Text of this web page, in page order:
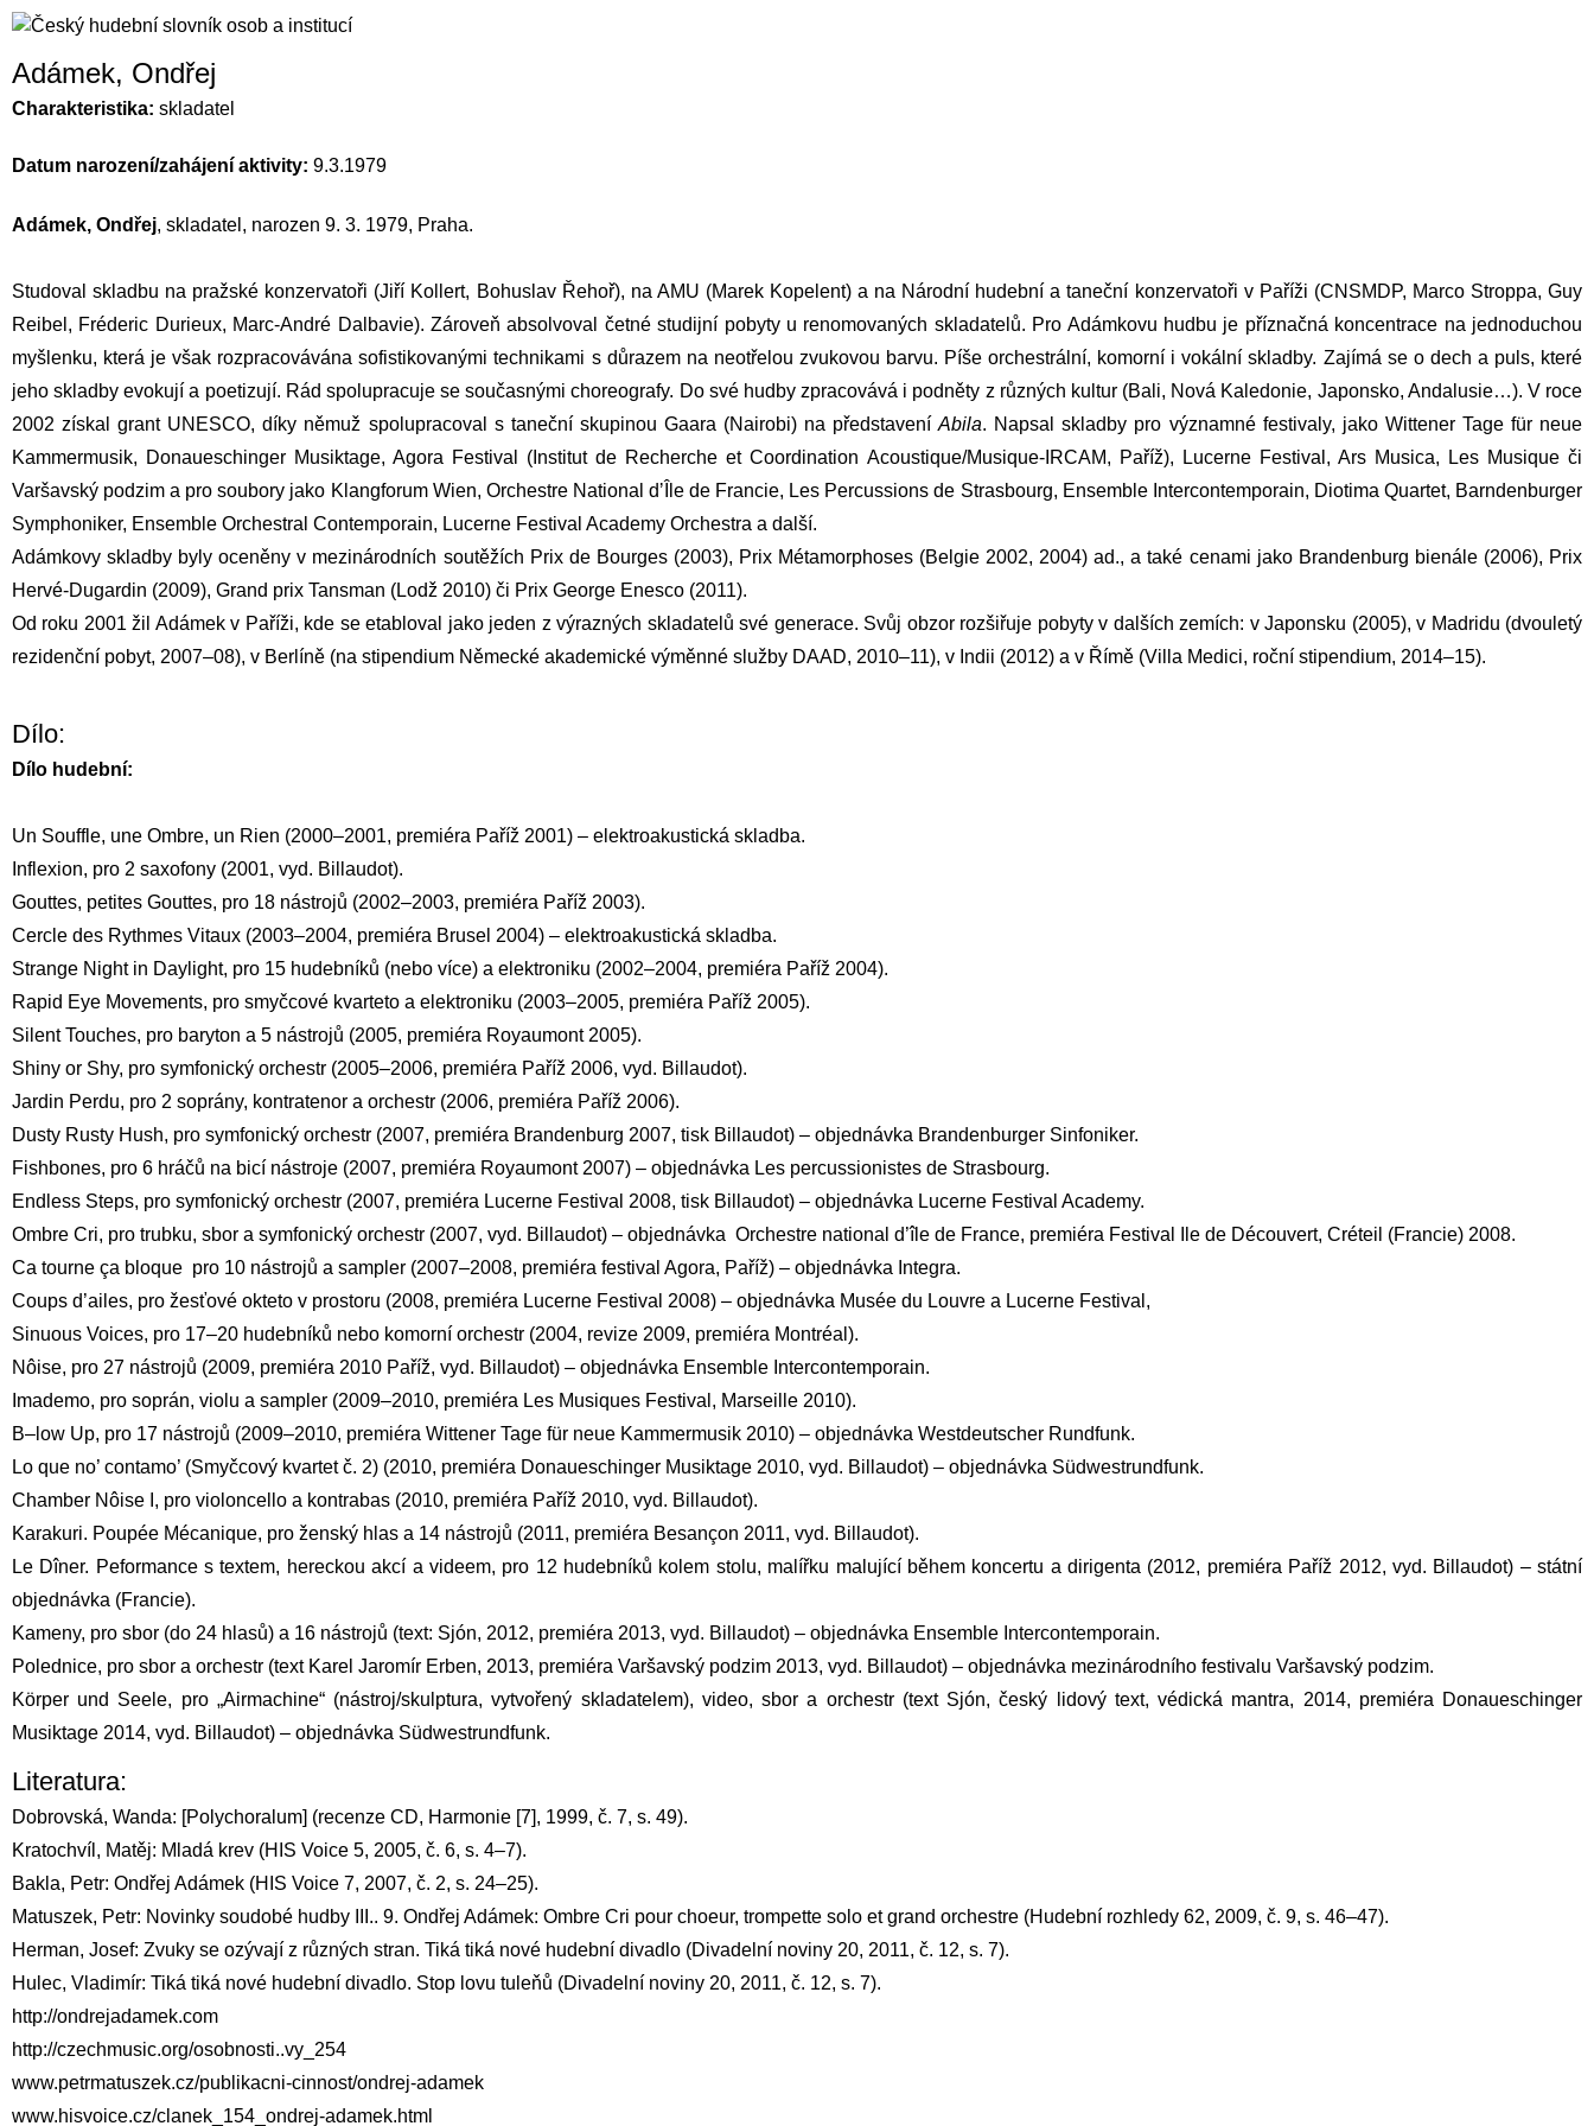
Adámek, Ondřej
Charakteristika: skladatel
Datum narození/zahájení aktivity: 9.3.1979
Adámek, Ondřej, skladatel, narozen 9. 3. 1979, Praha.
Studoval skladbu na pražské konzervatoři (Jiří Kollert, Bohuslav Řehoř), na AMU (Marek Kopelent) a na Národní hudební a taneční konzervatoři v Paříži (CNSMDP, Marco Stroppa, Guy
Reibel, Fréderic Durieux, Marc-André Dalbavie). Zároveň absolvoval četné studijní pobyty u renomovaných skladatelů. Pro Adámkovu hudbu je příznačná koncentrace na jednoduchou
myšlenku, která je však rozpracovávána sofistikovanými technikami s důrazem na neotřelou zvukovou barvu. Píše orchestrální, komorní i vokální skladby. Zajímá se o dech a puls, které
jeho skladby evokují a poetizují. Rád spolupracuje se současnými choreografy. Do své hudby zpracovává i podněty z různých kultur (Bali, Nová Kaledonie, Japonsko, Andalusie…). V roce
2002 získal grant UNESCO, díky němuž spolupracoval s taneční skupinou Gaara (Nairobi) na představeníAbila. Napsal skladby pro významné festivaly, jako Wittener Tage für neue
Kammermusik, Donaueschinger Musiktage, Agora Festival (Institut de Recherche et Coordination Acoustique/Musique-IRCAM, Paříž), Lucerne Festival, Ars Musica, Les Musique či
Varšavský podzim a pro soubory jako Klangforum Wien, Orchestre National dʼÎle de Francie, Les Percussions de Strasbourg, Ensemble Intercontemporain, Diotima Quartet, Barndenburger
Symphoniker, Ensemble Orchestral Contemporain, Lucerne Festival Academy Orchestra a další.
Adámkovy skladby byly oceněny v mezinárodních soutěžích Prix de Bourges (2003), Prix Métamorphoses (Belgie 2002, 2004) ad., a také cenami jako Brandenburg bienále (2006), Prix
Hervé-Dugardin (2009), Grand prix Tansman (Lodž 2010) či Prix George Enesco (2011).
Od roku 2001 žil Adámek v Paříži, kde se etabloval jako jeden z výrazných skladatelů své generace. Svůj obzor rozšiřuje pobyty v dalších zemích: v Japonsku (2005), v Madridu (dvouletý
rezidenční pobyt, 2007–08), v Berlíně (na stipendium Německé akademické výměnné služby DAAD, 2010–11), v Indii (2012) a v Římě (Villa Medici, roční stipendium, 2014–15).
Dílo:
Dílo hudební:
Un Souffle, une Ombre, un Rien (2000–2001, premiéra Paříž 2001) – elektroakustická skladba.
Inflexion, pro 2 saxofony (2001, vyd. Billaudot).
Gouttes, petites Gouttes, pro 18 nástrojů (2002–2003, premiéra Paříž 2003).
Cercle des Rythmes Vitaux (2003–2004, premiéra Brusel 2004) – elektroakustická skladba.
Strange Night in Daylight, pro 15 hudebníků (nebo více) a elektroniku (2002–2004, premiéra Paříž 2004).
Rapid Eye Movements, pro smyčcové kvarteto a elektroniku (2003–2005, premiéra Paříž 2005).
Silent Touches, pro baryton a 5 nástrojů (2005, premiéra Royaumont 2005).
Shiny or Shy, pro symfonický orchestr (2005–2006, premiéra Paříž 2006, vyd. Billaudot).
Jardin Perdu, pro 2 soprány, kontratenor a orchestr (2006, premiéra Paříž 2006).
Dusty Rusty Hush, pro symfonický orchestr (2007, premiéra Brandenburg 2007, tisk Billaudot) – objednávka Brandenburger Sinfoniker.
Fishbones, pro 6 hráčů na bicí nástroje (2007, premiéra Royaumont 2007) – objednávka Les percussionistes de Strasbourg.
Endless Steps, pro symfonický orchestr (2007, premiéra Lucerne Festival 2008, tisk Billaudot) – objednávka Lucerne Festival Academy.
Ombre Cri, pro trubku, sbor a symfonický orchestr (2007, vyd. Billaudot) – objednávka Orchestre national d’île de France, premiéra Festival Ile de Découvert, Créteil (Francie) 2008.
Ca tourne ça bloque pro 10 nástrojů a sampler (2007–2008, premiéra festival Agora, Paříž) – objednávka Integra.
Coups d’ailes, pro žesťové okteto v prostoru (2008, premiéra Lucerne Festival 2008) – objednávka Musée du Louvre a Lucerne Festival,
Sinuous Voices, pro 17–20 hudebníků nebo komorní orchestr (2004, revize 2009, premiéra Montréal).
Nôise, pro 27 nástrojů (2009, premiéra 2010 Paříž, vyd. Billaudot) – objednávka Ensemble Intercontemporain.
Imademo, pro soprán, violu a sampler (2009–2010, premiéra Les Musiques Festival, Marseille 2010).
B–low Up, pro 17 nástrojů (2009–2010, premiéra Wittener Tage für neue Kammermusik 2010) – objednávka Westdeutscher Rundfunk.
Lo que no’ contamo’ (Smyčcový kvartet č. 2) (2010, premiéra Donaueschinger Musiktage 2010, vyd. Billaudot) – objednávka Südwestrundfunk.
Chamber Nôise I, pro violoncello a kontrabas (2010, premiéra Paříž 2010, vyd. Billaudot).
Karakuri. Poupée Mécanique, pro ženský hlas a 14 nástrojů (2011, premiéra Besançon 2011, vyd. Billaudot).
Le Dîner. Peformance s textem, hereckou akcí a videem, pro 12 hudebníků kolem stolu, malířku malující během koncertu a dirigenta (2012, premiéra Paříž 2012, vyd. Billaudot) – státní
objednávka (Francie).
Kameny, pro sbor (do 24 hlasů) a 16 nástrojů (text: Sjón, 2012, premiéra 2013, vyd. Billaudot) – objednávka Ensemble Intercontemporain.
Polednice, pro sbor a orchestr (text Karel Jaromír Erben, 2013, premiéra Varšavský podzim 2013, vyd. Billaudot) – objednávka mezinárodního festivalu Varšavský podzim.
Körper und Seele, pro „Airmachine“ (nástroj/skulptura, vytvořený skladatelem), video, sbor a orchestr (text Sjón, český lidový text, védická mantra, 2014, premiéra Donaueschinger
Musiktage 2014, vyd. Billaudot) – objednávka Südwestrundfunk.
Literatura:
Dobrovská, Wanda: [Polychoralum] (recenze CD, Harmonie [7], 1999, č. 7, s. 49).
Kratochvíl, Matěj: Mladá krev (HIS Voice 5, 2005, č. 6, s. 4–7).
Bakla, Petr: Ondřej Adámek (HIS Voice 7, 2007, č. 2, s. 24–25).
Matuszek, Petr: Novinky soudobé hudby III.. 9. Ondřej Adámek: Ombre Cri pour choeur, trompette solo et grand orchestre (Hudební rozhledy 62, 2009, č. 9, s. 46–47).
Herman, Josef: Zvuky se ozývají z různých stran. Tiká tiká nové hudební divadlo (Divadelní noviny 20, 2011, č. 12, s. 7).
Hulec, Vladimír: Tiká tiká nové hudební divadlo. Stop lovu tuleňů (Divadelní noviny 20, 2011, č. 12, s. 7).
http://ondrejadamek.com
http://czechmusic.org/osobnosti..vy_254
www.petrmatuszek.cz/publikacni-cinnost/ondrej-adamek
www.hisvoice.cz/clanek_154_ondrej-adamek.html